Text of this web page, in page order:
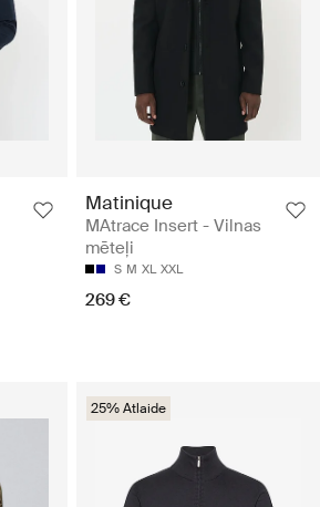
Matinique
MAtrace Insert - Vilnas
mēteļi
S M XL XXL
269 €
25% Atlaide